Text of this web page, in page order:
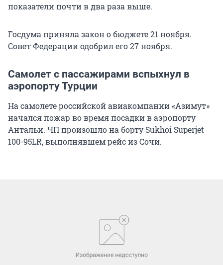
показатели почти в два раза выше.
Госдума приняла закон о бюджете 21 ноября.
Совет Федерации одобрил его 27 ноября.
Самолет с пассажирами вспыхнул в
аэропорту Турции
На самолете российской авиакомпании «Азимут»
начался пожар во время посадки в аэропорту
Антальи. ЧП произошло на борту Sukhoi Superjet
100-95LR, выполнявшем рейс из Сочи.